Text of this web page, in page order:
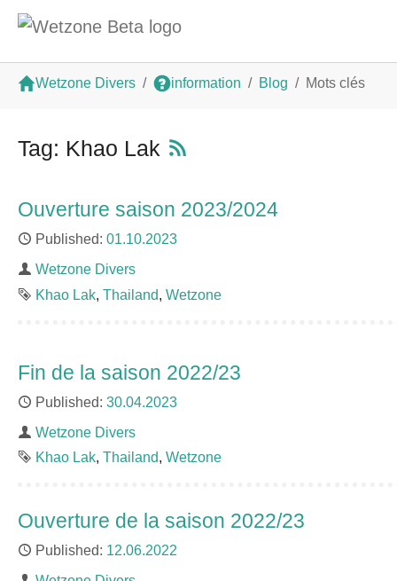
Wetzone Divers information Blog Mots clés
Tag: Khao Lak
Ouverture saison 2023/2024
Published 01.10.2023
Author
Wetzone Divers
Étiquettes
Khao Lak Thailand Wetzone
Fin de la saison 2022/23
Published 30.04.2023
Author
Wetzone Divers
Étiquettes
Khao Lak Thailand Wetzone
Ouverture de la saison 2022/23
Published 12.06.2022